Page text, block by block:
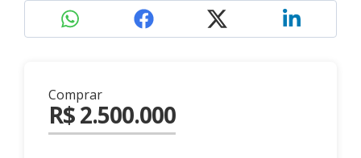
Comprar
R$ 2.500.000